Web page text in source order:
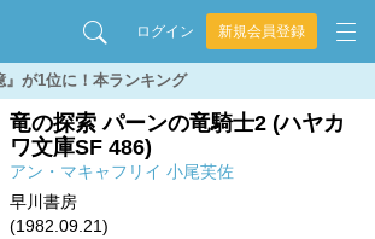
ログイン 新規会員登録
』が1位に！本ランキング
竜の探索 パーンの竜騎士2 (ハヤカ
ワ文庫SF 486)
アン・マキャフリイ 小尾芙佐
早川書房
(1982.09.21)